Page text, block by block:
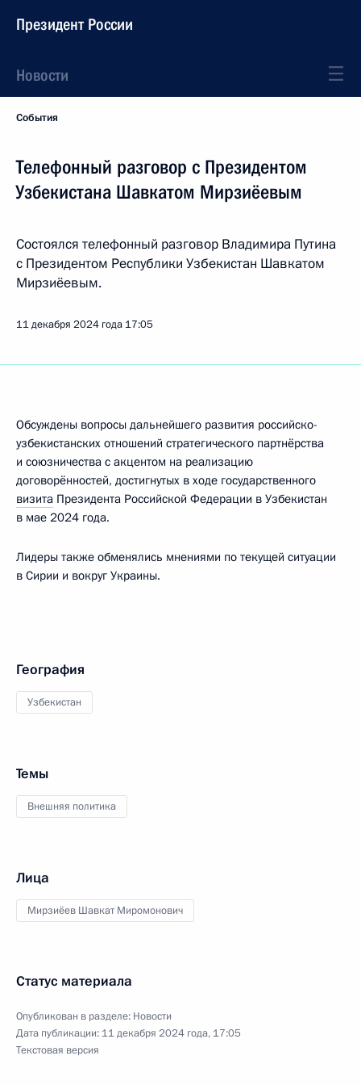
Президент России
Новости
События
Телефонный разговор с Президентом
Узбекистана Шавкатом Мирзиёевым
Состоялся телефонный разговор Владимира Путина
с Президентом Республики Узбекистан Шавкатом
Мирзиёевым.
11 декабря 2024 года 17:05
Обсуждены вопросы дальнейшего развития российско-
узбекистанских отношений стратегического партнёрства
и союзничества с акцентом на реализацию
договорённостей, достигнутых в ходе государственного
визита Президента Российской Федерации в Узбекистан
в мае 2024 года.
Лидеры также обменялись мнениями по текущей ситуации
в Сирии и вокруг Украины.
География
Узбекистан
Темы
Внешняя политика
Лица
Мирзиёев Шавкат Миромонович
Статус материала
Опубликован в разделе: Новости
Дата публикации: 11 декабря 2024 года, 17:05
Текстовая версия